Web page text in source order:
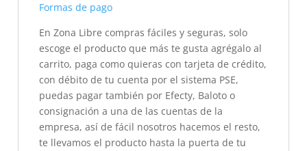
Formas de pago
En Zona Libre compras fáciles y seguras, solo
escoge el producto que más te gusta agrégalo al
carrito, paga como quieras con tarjeta de crédito,
con débito de tu cuenta por el sistema PSE,
puedas pagar también por Efecty, Baloto o
consignación a una de las cuentas de la
empresa, así de fácil nosotros hacemos el resto,
te llevamos el producto hasta la puerta de tu